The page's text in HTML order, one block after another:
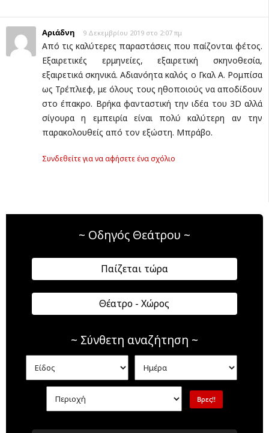
Αριάδνη 9 Δεκεμβρίου 2019 στο 2:07 πμ
Από τις καλύτερες παραστάσεις που παίζονται φέτος.
Εξαιρετικές ερμηνείες, εξαιρετική σκηνοθεσία,
εξαιρετικά σκηνικά. Αδιανόητα καλός ο Γκαλ Α. Ρομπίσα
ως Τρέπλιεφ, με όλους τους ηθοποιούς να αποδίδουν
στο έπακρο. Βρήκα φανταστική την ιδέα του 3D αλλά
σίγουρα η εμπειρία είναι πολύ καλύτερη αν την
παρακολουθείς από τον εξώστη. Μπράβο.
Συνδεθείτε για να αφήσετε ένα σχόλιο
~ Οδηγός Θεάτρου ~
Παίζεται τώρα
Θέατρο - Χώρος
~ Σύνθετη αναζήτηση ~